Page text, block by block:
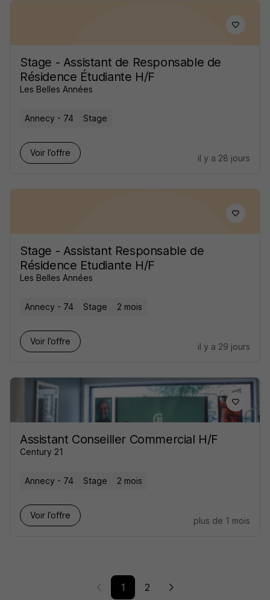
Stage - Assistant de Responsable de
Résidence Étudiante H/F
Les Belles Années
Annecy - 74 Stage
Voir l’offre
il y a 28 jours
Stage - Assistant Responsable de
Résidence Etudiante H/F
Les Belles Années
Annecy - 74 Stage 2 mois
Voir l’offre
il y a 29 jours
Assistant Conseiller Commercial H/F
Century 21
Annecy - 74 Stage 2 mois
Voir l’offre
plus de 1 mois
1 2